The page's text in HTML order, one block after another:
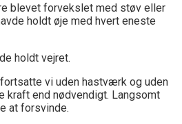
blevet forvekslet med støv eller
holdt øje med hvert eneste
holdt vejret.
vi uden hastværk og uden
kraft end nødvendigt. Langsomt
at forsvinde.